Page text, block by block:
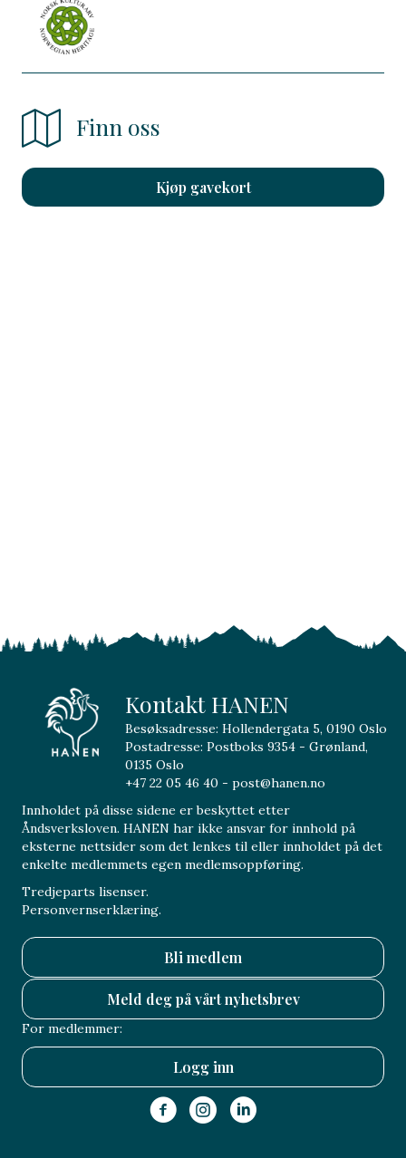
Finn oss
Kjøp gavekort
Kontakt HANEN
Besøksadresse: Hollendergata 5, 0190 Oslo
Postadresse: Postboks 9354 - Grønland,
0135 Oslo
+47 22 05 46 40 - post@hanen.no
Innholdet på disse sidene er beskyttet etter
Åndsverksloven. HANEN har ikke ansvar for innhold på
eksterne nettsider som det lenkes til eller innholdet på det
enkelte medlemmets egen medlemsoppføring.
Tredjeparts lisenser.
Personvernserklæring.
Bli medlem
Meld deg på vårt nyhetsbrev
For medlemmer:
Logg inn